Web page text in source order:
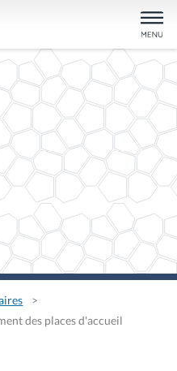
des places d'accueil